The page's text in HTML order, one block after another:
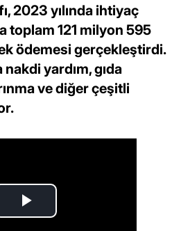
2023 yılında ihtiyaç
toplam 121 milyon 595
ödemesi gerçekleştirdi.
yardım, gıda
ve diğer çeşitli